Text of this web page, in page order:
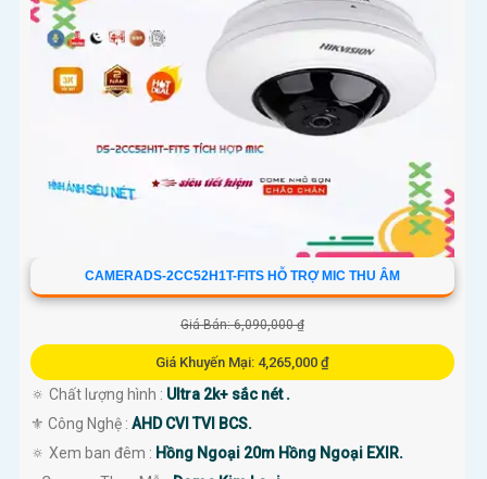
CAMERADS-2CC52H1T-FITS HỖ TRỢ MIC THU ÂM
Giá Bán: 6,090,000 ₫
Giá Khuyến Mại: 4,265,000 ₫
🔅 Chất lượng hình : Ultra 2k+ sắc nét .
⚜️ Công Nghệ : AHD CVI TVI BCS.
🔅 Xem ban đêm : Hồng Ngoại 20m Hồng Ngoại EXIR.